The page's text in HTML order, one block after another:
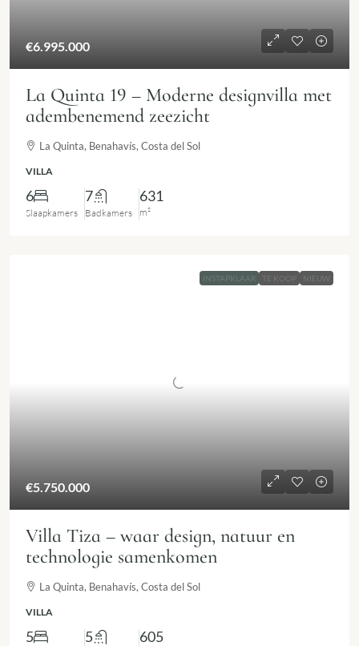
€6.995.000
La Quinta 19 – Moderne designvilla met
adembenemend zeezicht
La Quinta, Benahavís, Costa del Sol
VILLA
6
Slaapkamers
7
Badkamers
631
m²
INSTAPKLAAR TE KOOP NIEUW
€5.750.000
Villa Tiza – waar design, natuur en
technologie samenkomen
La Quinta, Benahavís, Costa del Sol
VILLA
5 5 605